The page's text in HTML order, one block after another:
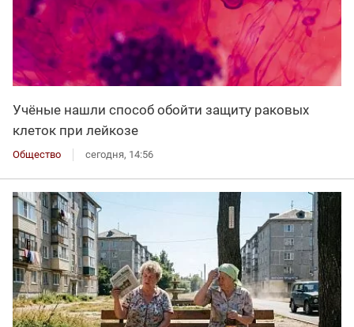
Учёные нашли способ обойти защиту раковых
клеток при лейкозе
Общество сегодня, 14:56